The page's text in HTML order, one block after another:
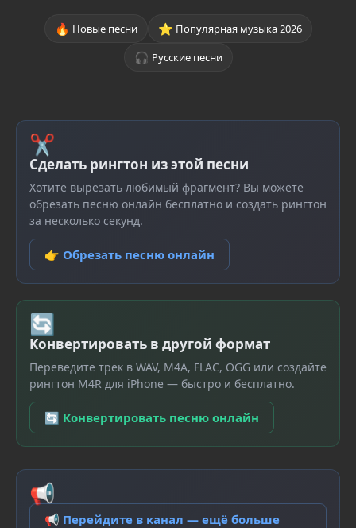
🔥 Новые песни ⭐ Популярная музыка 2026
🎧 Русские песни
✂
Сделать рингтон из этой песни
Хотите вырезать любимый фрагмент? Вы можете
обрезать песню онлайн бесплатно и создать рингтон
за несколько секунд.
👉 Обрезать песню онлайн
🔄
Конвертировать в другой формат
Переведите трек в WAV, M4A, FLAC, OGG или создайте
рингтон M4R для iPhone — быстро и бесплатно.
🔄 Конвертировать песню онлайн
📢
📢 Перейдите в канал — ещё больше